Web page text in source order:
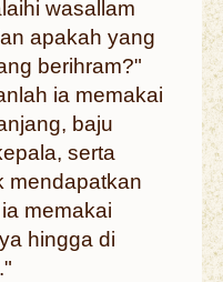
wasallam
apakah yang
berihram?"
ia memakai
baju
serta
mendapatkan
memakai
hingga di